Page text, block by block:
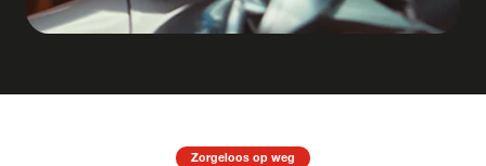
Zorgeloos op weg